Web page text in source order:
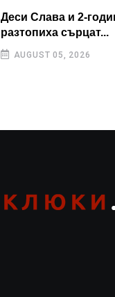
Деси Слава и 2-
разтопиха сърцат...
AUGUST 05, 2026